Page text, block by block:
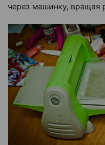
через машинку, вращая